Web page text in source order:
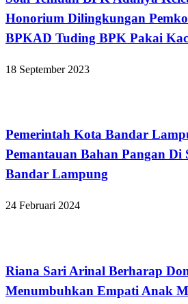
Honorium Dilingkungan
BPKAD Tuding BPK Pakai
18 September 2023
Pemerintah Kota Bandar
Pemantauan Bahan Pangan Di
Bandar Lampung
24 Februari 2024
Riana Sari Arinal Berharap
Menumbuhkan Empati Anak